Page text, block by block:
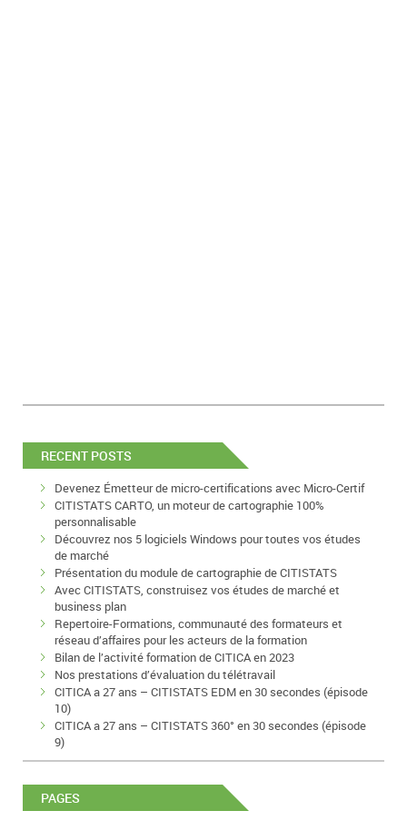
RECENT POSTS
Devenez Émetteur de micro-certifications avec Micro-Certif
CITISTATS CARTO, un moteur de cartographie 100%
personnalisable
Découvrez nos 5 logiciels Windows pour toutes vos études
de marché
Présentation du module de cartographie de CITISTATS
Avec CITISTATS, construisez vos études de marché et
business plan
Repertoire-Formations, communauté des formateurs et
réseau d’affaires pour les acteurs de la formation
Bilan de l’activité formation de CITICA en 2023
Nos prestations d’évaluation du télétravail
CITICA a 27 ans – CITISTATS EDM en 30 secondes (épisode
10)
CITICA a 27 ans – CITISTATS 360° en 30 secondes (épisode
9)
PAGES